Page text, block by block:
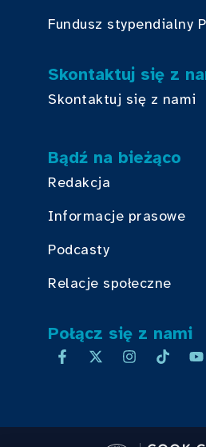
Fundusz stypendialny
Skontaktuj się z
Skontaktuj się z nami
Bądź na bieżąco
Redakcja
Informacje prasowe
Podcasty
Relacje społeczne
Połącz się z nami